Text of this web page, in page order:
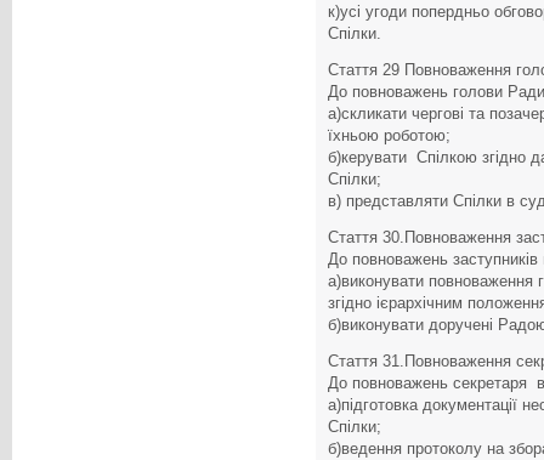
к)усі угоди попердньо
Спілки.
Стаття 29 Повноваження
До повноважень голови
а)скликати чергові та
їхньою роботою;
б)керувати Спілкою згідно
Спілки;
в) представляти Спілки в
Стаття 30.Повноваження
До повноважень
а)виконувати повноваження
згідно ієрархічним
б)виконувати доручені
Стаття 31.Повноваження
До повноважень секретаря
а)підготовка документації
Спілки;
б)ведення протоколу на